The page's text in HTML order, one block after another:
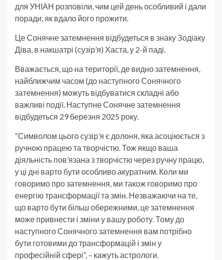
для УНІАН розповіли, чим цей день особливий і дали
поради, як вдало його прожити.
Це Сонячне затемнення відбудеться в знаку Зодіаку
Діва, в накшатрі (сузір’я) Хаста, у 2-й паді.
Вважається, що на території, де видно затемнення,
найближчим часом (до наступного Сонячного
затемнення) можуть відбуватися складні або
важливі події. Наступне Сонячне затемнення
відбудеться 29 березня 2025 року.
“Символом цього сузір’я є долоня, яка асоціюється з
ручною працею та творчістю. Тож якщо ваша
діяльність пов’язана з творчістю через ручну працю,
у ці дні варто бути особливо акуратним. Коли ми
говоримо про затемнення, ми також говоримо про
енергію трансформації та змін. Незважаючи на те,
що варто бути більш обережними, це затемнення
може привнести і зміни у вашу роботу. Тому до
наступного Сонячного затемнення вам потрібно
бути готовими до трансформацій і змін у
професійній сфері”, – кажуть астрологи.